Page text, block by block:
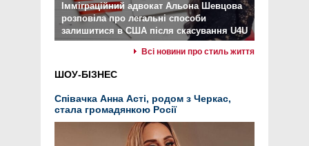
Імміграційний адвокат Альона Шевцова
розповіла про легальні способи
залишитися в США після скасування U4U
Всі новини про стиль життя
ШОУ-БІЗНЕС
Співачка Анна Асті, родом з Черкас,
стала громадянкою Росії